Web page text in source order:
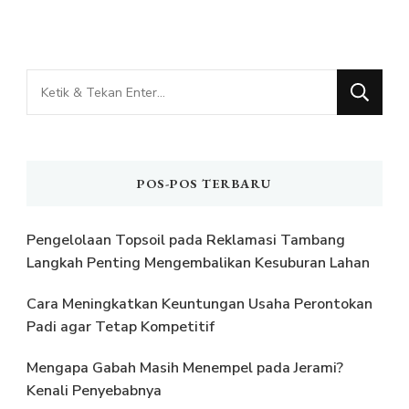
Mencari
Sesuatu?
POS-POS TERBARU
Pengelolaan Topsoil pada Reklamasi Tambang
Langkah Penting Mengembalikan Kesuburan Lahan
Cara Meningkatkan Keuntungan Usaha Perontokan
Padi agar Tetap Kompetitif
Mengapa Gabah Masih Menempel pada Jerami?
Kenali Penyebabnya